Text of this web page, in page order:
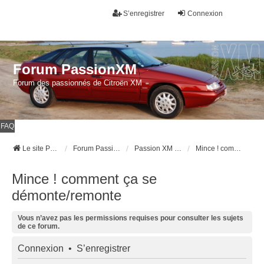
Connexion
S’enregistrer
Forum PassionXM
Forum des passionnés de Citroën XM
FAQ
Le site Passion XM Forum Passion XM Passion XM l'association (réservé aux adhérents) Mince ! comment ça se démonte/remonte
Mince ! comment ça se
démonte/remonte
Vous n’avez pas les permissions requises pour consulter les sujets
de ce forum.
Connexion • S’enregistrer